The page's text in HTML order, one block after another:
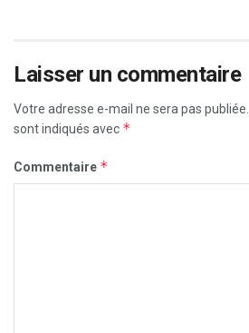
Laisser un commentaire
Votre adresse e-mail ne sera pas publiée.
sont indiqués avec *
Commentaire *